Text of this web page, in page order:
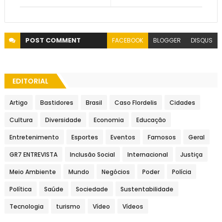
POST COMMENT FACEBOOK BLOGGER DISQUS
EDITORIAL
Artigo Bastidores Brasil Caso Flordelis Cidades
Cultura Diversidade Economia Educação
Entretenimento Esportes Eventos Famosos Geral
GR7 ENTREVISTA Inclusão Social Internacional Justiça
Meio Ambiente Mundo Negócios Poder Polícia
Política Saúde Sociedade Sustentabilidade
Tecnologia turismo Vídeo Vídeos